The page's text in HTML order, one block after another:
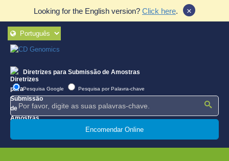
Looking for the English version? Click here. ×
Diretrizes para Submissão de Amostras
Pesquisa Google Pesquisa por Palavra-chave
Encomendar Online